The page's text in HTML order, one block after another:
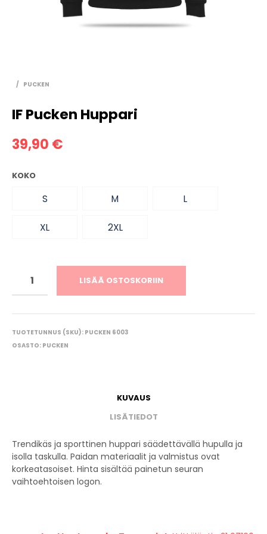
/ PUCKEN
IF Pucken Huppari
39,90 €
KOKO
S M L
XL 2XL
LISÄÄ OSTOSKORIIN
TUOTETUNNUS (SKU): PUCKEN 6003
OSASTO: PUCKEN
KUVAUS
LISÄTIEDOT
Trendikäs ja sporttinen huppari säädettävällä hupulla ja
isolla taskulla. Paidan materiaalit ja valmistus ovat
korkeatasoiset. Hinta sisältää painetun seuran
vaihtoehtoisen logon.